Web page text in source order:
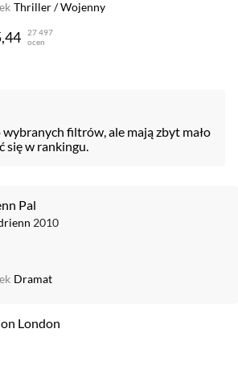
27 497
ocen
Thriller/Wojenny
wybranych filtrów, ale mają zbyt mało
się w rankingu.
Pal
2010
Dramat
London